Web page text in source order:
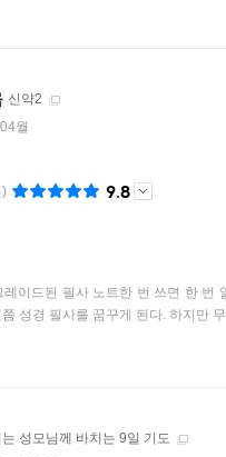
신약2
월
9.8
이드된 필사 노트한 번 쓰면 한 번
성경 필사를 꿈꾸게 된다. 하지만
성모님께 바치는 9일 기도